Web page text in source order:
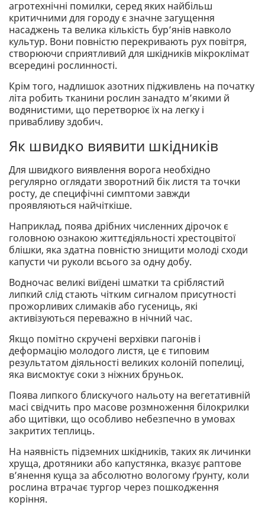
агротехнічні помилки, серед яких найбільш
критичними для городу є значне загущення
насаджень та велика кількість бур’янів навколо
культур. Вони повністю перекривають рух повітря,
створюючи сприятливий для шкідників мікроклімат
всередині рослинності.
Крім того, надлишок азотних підживлень на початку
літа робить тканини рослин занадто м’якими й
водянистими, що перетворює їх на легку і
привабливу здобич.
Як швидко виявити шкідників
Для швидкого виявлення ворога необхідно
регулярно оглядати зворотний бік листя та точки
росту, де специфічні симптоми завжди
проявляються найчіткіше.
Наприклад, поява дрібних численних дірочок є
головною ознакою життєдіяльності хрестоцвітої
блішки, яка здатна повністю знищити молоді сходи
капусти чи руколи всього за одну добу.
Водночас великі виїдені шматки та сріблястий
липкий слід стають чітким сигналом присутності
прожорливих слимаків або гусениць, які
активізуються переважно в нічний час.
Якщо помітно скручені верхівки пагонів і
деформацію молодого листя, це є типовим
результатом діяльності великих колоній попелиці,
яка висмоктує соки з ніжних бруньок.
Поява липкого блискучого нальоту на вегетативній
масі свідчить про масове розмноження білокрилки
або щитівки, що особливо небезпечно в умовах
закритих теплиць.
На наявність підземних шкідників, таких як личинки
хруща, дротяники або капустянка, вказує раптове
в’янення куща за абсолютно вологому ґрунту, коли
рослина втрачає тургор через пошкодження
коріння.